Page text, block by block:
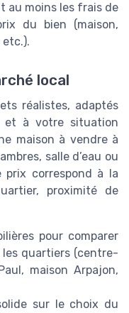
au moins les frais de
du bien (maison,
local
réalistes, adaptés
et à votre situation
maison à vendre à
salle d’eau ou
prix correspond à la
proximité de
pour comparer
quartiers (centre-
maison Arpajon,
sur le choix du